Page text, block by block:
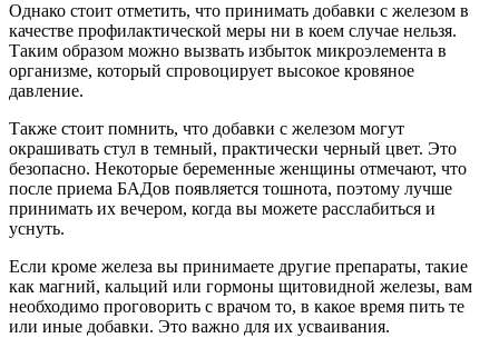
Однако стоит отметить, что принимать добавки с железом в
качестве профилактической меры ни в коем случае нельзя.
Таким образом можно вызвать избыток микроэлемента в
организме, который спровоцирует высокое кровяное
давление.
Также стоит помнить, что добавки с железом могут
окрашивать стул в темный, практически черный цвет. Это
безопасно. Некоторые беременные женщины отмечают, что
после приема БАДов появляется тошнота, поэтому лучше
принимать их вечером, когда вы можете расслабиться и
уснуть.
Если кроме железа вы принимаете другие препараты, такие
как магний, кальций или гормоны щитовидной железы, вам
необходимо проговорить с врачом то, в какое время пить те
или иные добавки. Это важно для их усваивания.